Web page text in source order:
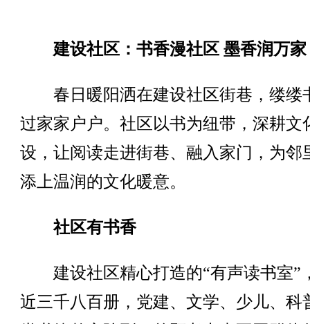
建设社区：书香漫社区 墨香润万家
春日暖阳洒在建设社区街巷，缕缕
过家家户户。社区以书为纽带，深耕文
设，让阅读走进街巷、融入家门，为邻
添上温润的文化暖意。
社区有书香
建设社区精心打造的“有声读书室”
近三千八百册，党建、文学、少儿、科